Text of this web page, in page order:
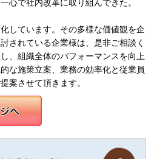
心で社内改革に取り組んできた。
しています。その多様な価値観を企
されている企業様は、是非ご相談く
、組織全体のパフォーマンスを向上
な施策立案、業務の効率化と従業員
案させて頂きます。